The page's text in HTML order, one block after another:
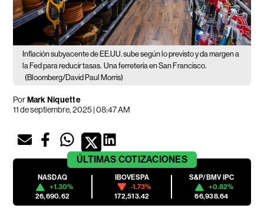
Inflación subyacente de EE.UU. sube según lo previsto y da margen a
la Fed para reducir tasas. Una ferretería en San Francisco.
(Bloomberg/David Paul Morris)
PorMark Niquette
11 de septiembre, 2025 | 08:47 AM
ÚLTIMAS COTIZACIONES
NASDAQ
+1.30%
26,690.62
IBOVESPA
-1.73%
172,513.42
S&P/BMV IPC
+0.82%
66,938.64